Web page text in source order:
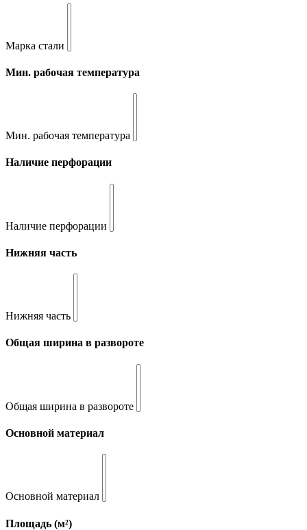
Марка стали
Мин. рабочая температура
Мин. рабочая температура
Наличие перфорации
Наличие перфорации
Нижняя часть
Нижняя часть
Общая ширина в развороте
Общая ширина в развороте
Основной материал
Основной материал
Площадь (м²)